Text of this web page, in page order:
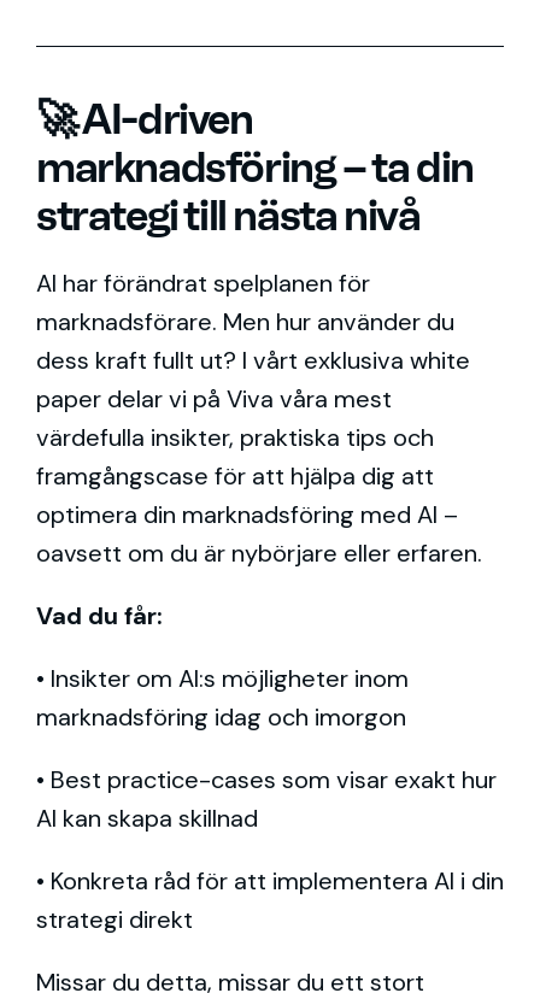
🚀 AI-driven
marknadsföring – ta din
strategi till nästa nivå
AI har förändrat spelplanen för
marknadsförare. Men hur använder du
dess kraft fullt ut? I vårt exklusiva white
paper delar vi på Viva våra mest
värdefulla insikter, praktiska tips och
framgångscase för att hjälpa dig att
optimera din marknadsföring med AI –
oavsett om du är nybörjare eller erfaren.
Vad du får:
• Insikter om AI:s möjligheter inom
marknadsföring idag och imorgon
• Best practice-cases som visar exakt hur
AI kan skapa skillnad
• Konkreta råd för att implementera AI i din
strategi direkt
Missar du detta, missar du ett stort